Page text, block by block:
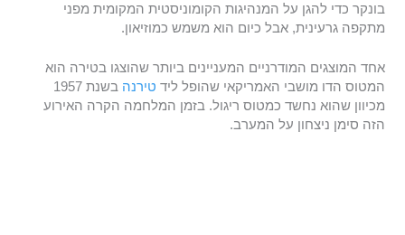
בונקר כדי להגן על המנהיגות הקומוניסטית המקומית מפני
מתקפה גרעינית, אבל כיום הוא משמש כמוזיאון.
אחד המוצגים המודרניים המעניינים ביותר שהוצגו בטירה הוא
המטוס הדו מושבי האמריקאי שהופל ליד טירנה
בשנת 1957
מכיוון שהוא נחשד כמטוס ריגול. בזמן המלחמה הקרה האירוע
הזה סימן ניצחון על המערב.